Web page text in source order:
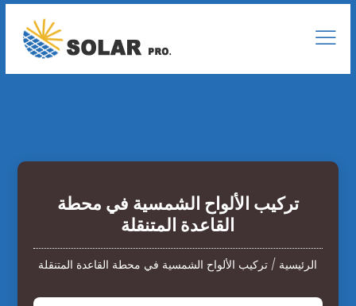
تركيب الألواح الشمسية في محطة
القاعدة المتنقلة
الرئيسية / تركيب الألواح الشمسية في محطة القاعدة المتنقلة